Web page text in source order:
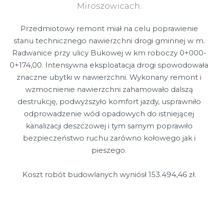
Miroszowicach.
Przedmiotowy remont miał na celu poprawienie
stanu technicznego nawierzchni drogi gminnej w m.
Radwanice przy ulicy Bukowej w km roboczy 0+000-
0+174,00. Intensywna eksploatacja drogi spowodowała
znaczne ubytki w nawierzchni. Wykonany remont i
wzmocnienie nawierzchni zahamowało dalszą
destrukcję, podwyższyło komfort jazdy, usprawniło
odprowadzenie wód opadowych do istniejącej
kanalizacji deszczowej i tym samym poprawiło
bezpieczeństwo ruchu zarówno kołowego jak i
pieszego.
Koszt robót budowlanych wyniósł 153.494,46 zł.